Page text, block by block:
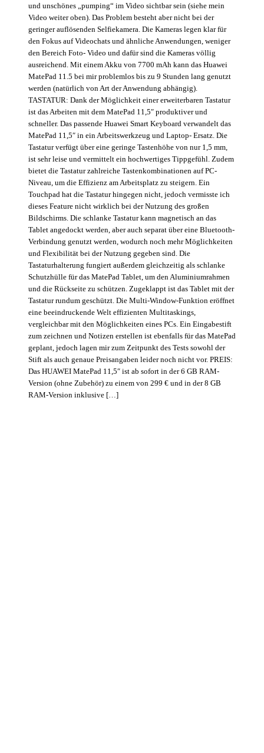
und unschönes „pumping“ im Video sichtbar sein (siehe mein
Video weiter oben). Das Problem besteht aber nicht bei der
geringer auflösenden Selfiekamera. Die Kameras legen klar für
den Fokus auf Videochats und ähnliche Anwendungen, weniger
den Bereich Foto- Video und dafür sind die Kameras völlig
ausreichend. Mit einem Akku von 7700 mAh kann das Huawei
MatePad 11.5 bei mir problemlos bis zu 9 Stunden lang genutzt
werden (natürlich von Art der Anwendung abhängig).
TASTATUR: Dank der Möglichkeit einer erweiterbaren Tastatur
ist das Arbeiten mit dem MatePad 11,5″ produktiver und
schneller. Das passende Huawei Smart Keyboard verwandelt das
MatePad 11,5″ in ein Arbeitswerkzeug und Laptop- Ersatz. Die
Tastatur verfügt über eine geringe Tastenhöhe von nur 1,5 mm,
ist sehr leise und vermittelt ein hochwertiges Tippgefühl. Zudem
bietet die Tastatur zahlreiche Tastenkombinationen auf PC-
Niveau, um die Effizienz am Arbeitsplatz zu steigern. Ein
Touchpad hat die Tastatur hingegen nicht, jedoch vermisste ich
dieses Feature nicht wirklich bei der Nutzung des großen
Bildschirms. Die schlanke Tastatur kann magnetisch an das
Tablet angedockt werden, aber auch separat über eine Bluetooth-
Verbindung genutzt werden, wodurch noch mehr Möglichkeiten
und Flexibilität bei der Nutzung gegeben sind. Die
Tastaturhalterung fungiert außerdem gleichzeitig als schlanke
Schutzhülle für das MatePad Tablet, um den Aluminiumrahmen
und die Rückseite zu schützen. Zugeklappt ist das Tablet mit der
Tastatur rundum geschützt. Die Multi-Window-Funktion eröffnet
eine beeindruckende Welt effizienten Multitaskings,
vergleichbar mit den Möglichkeiten eines PCs. Ein Eingabestift
zum zeichnen und Notizen erstellen ist ebenfalls für das MatePad
geplant, jedoch lagen mir zum Zeitpunkt des Tests sowohl der
Stift als auch genaue Preisangaben leider noch nicht vor. PREIS:
Das HUAWEI MatePad 11,5″ ist ab sofort in der 6 GB RAM-
Version (ohne Zubehör) zu einem von 299 € und in der 8 GB
RAM-Version inklusive […]